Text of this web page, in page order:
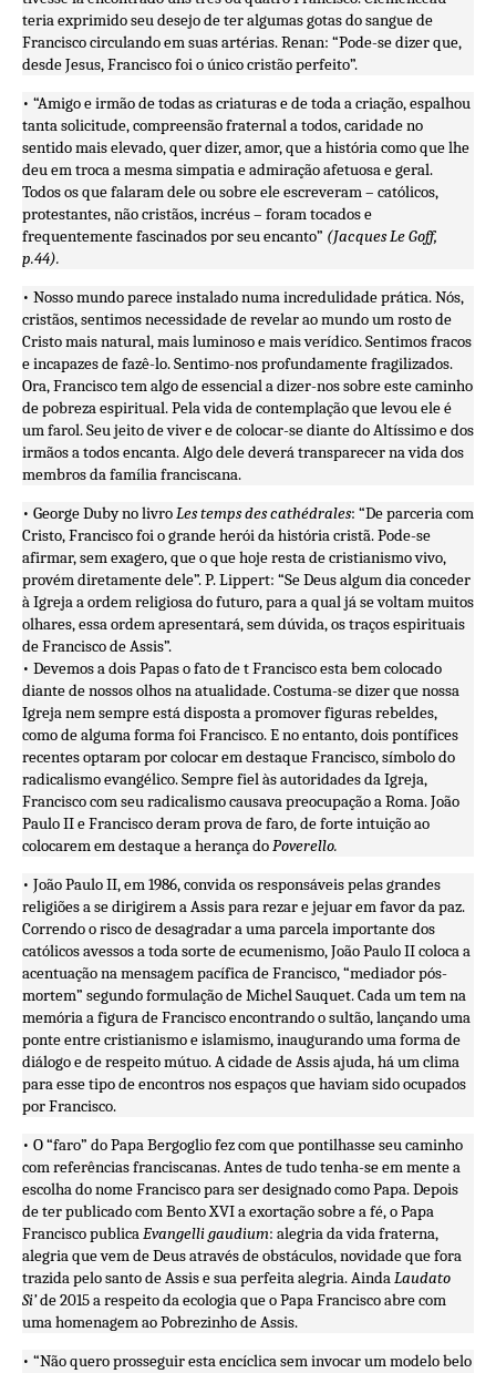
teria exprimido seu desejo de ter algumas gotas do sangue de
Francisco circulando em suas artérias. Renan: “Pode-se dizer que,
desde Jesus, Francisco foi o único cristão perfeito”.
• “Amigo e irmão de todas as criaturas e de toda a criação, espalhou
tanta solicitude, compreensão fraternal a todos, caridade no
sentido mais elevado, quer dizer, amor, que a história como que lhe
deu em troca a mesma simpatia e admiração afetuosa e geral.
Todos os que falaram dele ou sobre ele escreveram – católicos,
protestantes, não cristãos, incréus – foram tocados e
frequentemente fascinados por seu encanto” (Jacques Le Goff,
p.44).
• Nosso mundo parece instalado numa incredulidade prática. Nós,
cristãos, sentimos necessidade de revelar ao mundo um rosto de
Cristo mais natural, mais luminoso e mais verídico. Sentimos fracos
e incapazes de fazê-lo. Sentimo-nos profundamente fragilizados.
Ora, Francisco tem algo de essencial a dizer-nos sobre este caminho
de pobreza espiritual. Pela vida de contemplação que levou ele é
um farol. Seu jeito de viver e de colocar-se diante do Altíssimo e dos
irmãos a todos encanta. Algo dele deverá transparecer na vida dos
membros da família franciscana.
• George Duby no livroLes temps des cathédrales: “De parceria com
Cristo, Francisco foi o grande herói da história cristã. Pode-se
afirmar, sem exagero, que o que hoje resta de cristianismo vivo,
provém diretamente dele”. P. Lippert: “Se Deus algum dia conceder
à Igreja a ordem religiosa do futuro, para a qual já se voltam muitos
olhares, essa ordem apresentará, sem dúvida, os traços espirituais
de Francisco de Assis”.
• Devemos a dois Papas o fato de t Francisco esta bem colocado
diante de nossos olhos na atualidade. Costuma-se dizer que nossa
Igreja nem sempre está disposta a promover figuras rebeldes,
como de alguma forma foi Francisco. E no entanto, dois pontífices
recentes optaram por colocar em destaque Francisco, símbolo do
radicalismo evangélico. Sempre fiel às autoridades da Igreja,
Francisco com seu radicalismo causava preocupação a Roma. João
Paulo II e Francisco deram prova de faro, de forte intuição ao
colocarem em destaque a herança doPoverello.
• João Paulo II, em 1986, convida os responsáveis pelas grandes
religiões a se dirigirem a Assis para rezar e jejuar em favor da paz.
Correndo o risco de desagradar a uma parcela importante dos
católicos avessos a toda sorte de ecumenismo, João Paulo II coloca a
acentuação na mensagem pacífica de Francisco, “mediador pós-
mortem” segundo formulação de Michel Sauquet. Cada um tem na
memória a figura de Francisco encontrando o sultão, lançando uma
ponte entre cristianismo e islamismo, inaugurando uma forma de
diálogo e de respeito mútuo. A cidade de Assis ajuda, há um clima
para esse tipo de encontros nos espaços que haviam sido ocupados
por Francisco.
• O “faro” do Papa Bergoglio fez com que pontilhasse seu caminho
com referências franciscanas. Antes de tudo tenha-se em mente a
escolha do nome Francisco para ser designado como Papa. Depois
de ter publicado com Bento XVI a exortação sobre a fé, o Papa
Francisco publicaEvangelli gaudium: alegria da vida fraterna,
alegria que vem de Deus através de obstáculos, novidade que fora
trazida pelo santo de Assis e sua perfeita alegria. AindaLaudato
Si’de 2015 a respeito da ecologia que o Papa Francisco abre com
uma homenagem ao Pobrezinho de Assis.
• “Não quero prosseguir esta encíclica sem invocar um modelo belo